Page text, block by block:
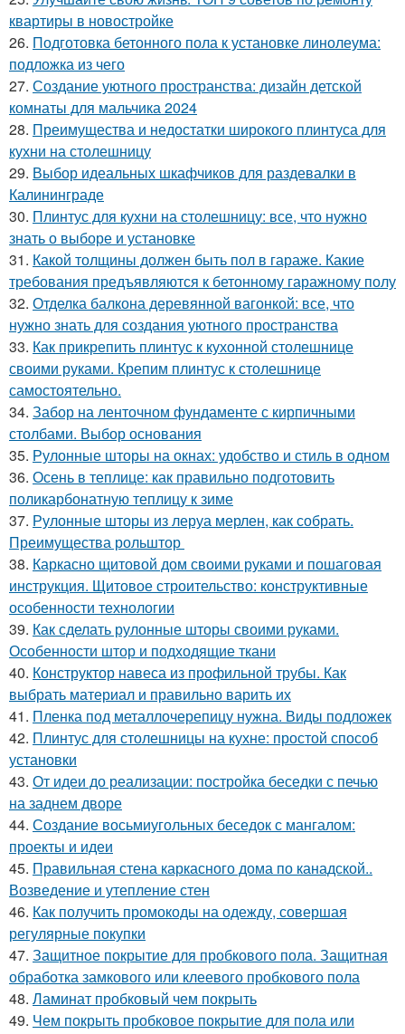
квартиры в новостройке
26. Подготовка бетонного пола к установке линолеума:
подложка из чего
27. Создание уютного пространства: дизайн детской
комнаты для мальчика 2024
28. Преимущества и недостатки широкого плинтуса для
кухни на столешницу
29. Выбор идеальных шкафчиков для раздевалки в
Калининграде
30. Плинтус для кухни на столешницу: все, что нужно
знать о выборе и установке
31. Какой толщины должен быть пол в гараже. Какие
требования предъявляются к бетонному гаражному полу
32. Отделка балкона деревянной вагонкой: все, что
нужно знать для создания уютного пространства
33. Как прикрепить плинтус к кухонной столешнице
своими руками. Крепим плинтус к столешнице
самостоятельно.
34. Забор на ленточном фундаменте с кирпичными
столбами. Выбор основания
35. Рулонные шторы на окнах: удобство и стиль в одном
36. Осень в теплице: как правильно подготовить
поликарбонатную теплицу к зиме
37. Рулонные шторы из леруа мерлен, как собрать.
Преимущества рольштор
38. Каркасно щитовой дом своими руками и пошаговая
инструкция. Щитовое строительство: конструктивные
особенности технологии
39. Как сделать рулонные шторы своими руками.
Особенности штор и подходящие ткани
40. Конструктор навеса из профильной трубы. Как
выбрать материал и правильно варить их
41. Пленка под металлочерепицу нужна. Виды подложек
42. Плинтус для столешницы на кухне: простой способ
установки
43. От идеи до реализации: постройка беседки с печью
на заднем дворе
44. Создание восьмиугольных беседок с мангалом:
проекты и идеи
45. Правильная стена каркасного дома по канадской..
Возведение и утепление стен
46. Как получить промокоды на одежду, совершая
регулярные покупки
47. Защитное покрытие для пробкового пола. Защитная
обработка замкового или клеевого пробкового пола
48. Ламинат пробковый чем покрыть
49. Чем покрыть пробковое покрытие для пола или